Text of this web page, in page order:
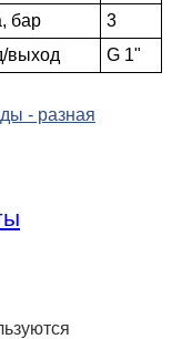
бар
3
выход
G 1"
- разная